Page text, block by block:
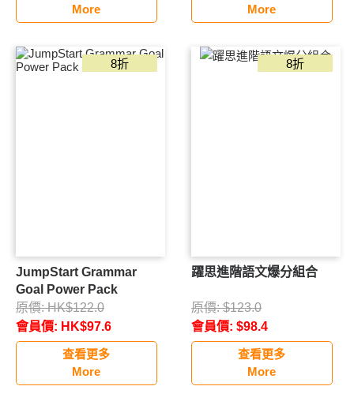
More
More
8折
JumpStart Grammar
Goal Power Pack
原價:HK$122.0
會員價: HK$97.6
查看更多
More
8折
躍思進階語文爆分組合
原價:$123.0
會員價: $98.4
查看更多
More